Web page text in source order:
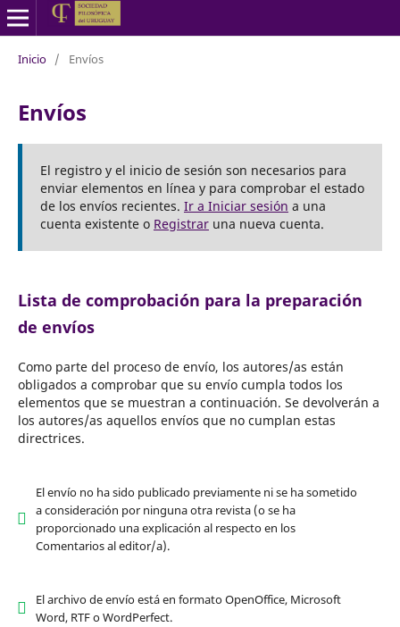
Inicio / Envíos
Envíos
El registro y el inicio de sesión son necesarios para
enviar elementos en línea y para comprobar el estado
de los envíos recientes. Ir a Iniciar sesión a una
cuenta existente o Registraruna nueva cuenta.
Lista de comprobación para la preparación
de envíos
Como parte del proceso de envío, los autores/as están
obligados a comprobar que su envío cumpla todos los
elementos que se muestran a continuación. Se devolverán a
los autores/as aquellos envíos que no cumplan estas
directrices.
El envío no ha sido publicado previamente ni se ha sometido
a consideración por ninguna otra revista (o se ha
proporcionado una explicación al respecto en los
Comentarios al editor/a).
El archivo de envío está en formato OpenOffice, Microsoft
Word, RTF o WordPerfect.